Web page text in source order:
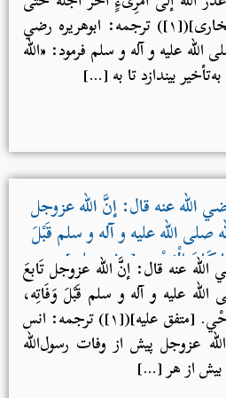
بلَغَ سِتِّينَ سنةً». [روایت بخارى]([۱]) ترجمه: ابوهریره رضي
الله علیه و آله و سلم فرمود: «الله
بیندازد تا به […]
الله عنه قال: إنَّ الله عزوجل
صلی الله علیه و آله و سلم قَبْلَ
كَانَ الْوَحْي. [متفق عليه]
الله عنه قال: إنَّ الله عزوجل تَابعَ
علیه و آله و سلم قَبْلَ وَفَاتِه،
حتَّى تُوُفِّى أكْثَرَ مَا كَانَ الْوَحْي. [متفق عليه]([۱]) ترجمه: انس
عزوجل پیش از وفات رسول‌الله
بیش از هر […]